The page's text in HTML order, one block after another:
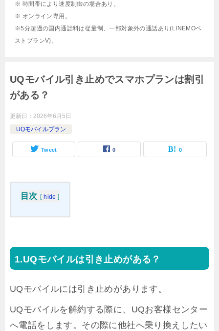
※ 時間帯により速度制御の場合あり。
※ オンライン専用。
※5分超過の国内通話料は従量制、一部対象外の通話あり(LINEMOベ
ストプランV)。
UQモバイル引き止めでスマホプランは割引
がある？
更新日： 2026年6月5日
UQモバイルプラン
Tweet 0 0
目次 [ hide ]
UQモバイルは引き止めがある？
UQモバイルには引き止めがあります。
UQモバイルを解約する際に、UQお客様センター
へ電話をします。その際に他社へ乗り換えしたい